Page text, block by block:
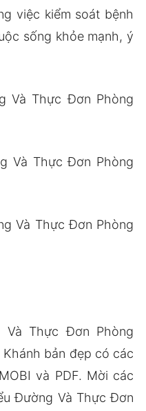
việc kiểm soát bệnh
sống khỏe mạnh, ý
Và Thực Đơn Phòng
Và Thực Đơn Phòng
Và Thực Đơn Phòng
Và Thực Đơn Phòng
bản đẹp có các
và PDF. Mời các
Đường Và Thực Đơn